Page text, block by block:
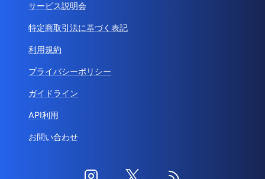
サービス説明会
特定商取引法に基づく表記
利用規約
プライバシーポリシー
ガイドライン
API利用
お問い合わせ